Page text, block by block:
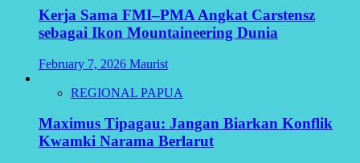
Kerja Sama FMI–PMA Angkat Carstensz
sebagai Ikon Mountaineering Dunia
February 7, 2026 Maurist
REGIONAL PAPUA
Maximus Tipagau: Jangan Biarkan Konflik
Kwamki Narama Berlarut